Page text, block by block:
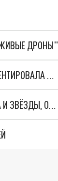
ДРОНЫ"
"ДЯДЯ ВОВА ИЛИ СЧАСТЛИВАЯ ЖЕНА?": НАСТЯ ИВЛЕЕВА ИРОНИЧНО ПРОКОММЕНТИРОВАЛА СВОЙ НОВЫЙ СТАТУС
ПРОКЛЯТИЕ ГОЛОЙ ВЕЧЕРИНКИ: МОСКОВСКИЙ КЛУБ, ГДЕ КУРАЖИЛИСЬ ИВЛЕЕВА И ЗВЁЗДЫ, ОБЪЯВИЛ О ЗАКРЫТИИ